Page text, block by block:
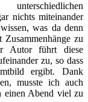
nichts miteinander
was da denn
zu
Autor führt diese
zu, so dass
ergibt. Dank
musste ich auch
einen Abend viel zu